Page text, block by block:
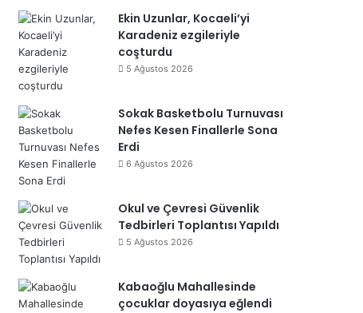
Ekin Uzunlar, Kocaeli’yi
Karadeniz ezgileriyle
coşturdu
5 Ağustos 2026
Sokak Basketbolu Turnuvası
Nefes Kesen Finallerle Sona
Erdi
6 Ağustos 2026
Okul ve Çevresi Güvenlik
Tedbirleri Toplantısı Yapıldı
5 Ağustos 2026
Kabaoğlu Mahallesinde
çocuklar doyasıya eğlendi